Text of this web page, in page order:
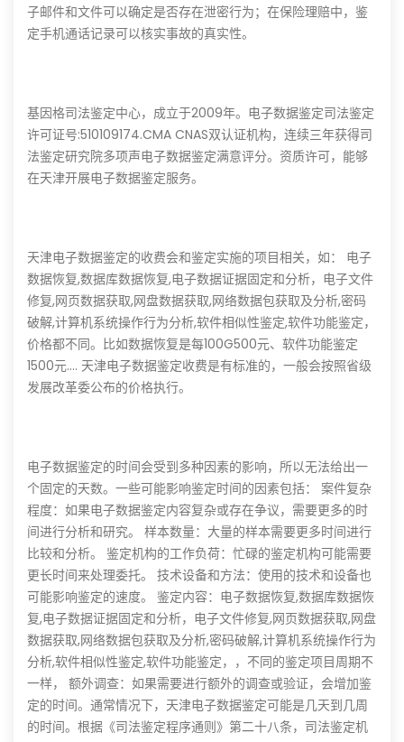
子邮件和文件可以确定是否存在泄密行为；在保险理赔中，鉴
定手机通话记录可以核实事故的真实性。
基因格司法鉴定中心，成立于2009年。电子数据鉴定司法鉴定
许可证号:510109174.CMA CNAS双认证机构，连续三年获得司
法鉴定研究院多项声电子数据鉴定满意评分。资质许可，能够
在天津开展电子数据鉴定服务。
天津电子数据鉴定的收费会和鉴定实施的项目相关，如： 电子
数据恢复,数据库数据恢复,电子数据证据固定和分析，电子文件
修复,网页数据获取,网盘数据获取,网络数据包获取及分析,密码
破解,计算机系统操作行为分析,软件相似性鉴定,软件功能鉴定，
价格都不同。比如数据恢复是每100G500元、软件功能鉴定
1500元.... 天津电子数据鉴定收费是有标准的，一般会按照省级
发展改革委公布的价格执行。
电子数据鉴定的时间会受到多种因素的影响，所以无法给出一
个固定的天数。一些可能影响鉴定时间的因素包括： 案件复杂
程度：如果电子数据鉴定内容复杂或存在争议，需要更多的时
间进行分析和研究。 样本数量：大量的样本需要更多时间进行
比较和分析。 鉴定机构的工作负荷：忙碌的鉴定机构可能需要
更长时间来处理委托。 技术设备和方法：使用的技术和设备也
可能影响鉴定的速度。 鉴定内容：电子数据恢复,数据库数据恢
复,电子数据证据固定和分析，电子文件修复,网页数据获取,网盘
数据获取,网络数据包获取及分析,密码破解,计算机系统操作行为
分析,软件相似性鉴定,软件功能鉴定，，不同的鉴定项目周期不
一样， 额外调查：如果需要进行额外的调查或验证，会增加鉴
定的时间。通常情况下，天津电子数据鉴定可能是几天到几周
的时间。根据《司法鉴定程序通则》第二十八条，司法鉴定机